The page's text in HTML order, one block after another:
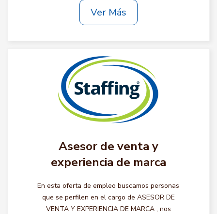
Ver Más
Asesor de venta y
experiencia de marca
En esta oferta de empleo buscamos personas
que se perfilen en el cargo de ASESOR DE
VENTA Y EXPERIENCIA DE MARCA , nos